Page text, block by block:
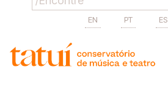
EN PT ES